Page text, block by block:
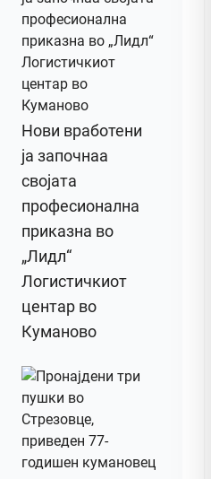
Нови вработени
ја започнаа
својата
професионална
приказна во
„Лидл“
Логистичкиот
центар во
Куманово